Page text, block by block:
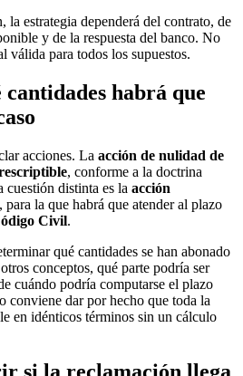
la estrategia dependerá del contrato, de
y de la respuesta del banco. No
válida para todos los supuestos.
cantidades habrá que
acciones. La acción de nulidad de
, conforme a la doctrina
distinta es la acción
, para la que habrá que atender al plazo
Civil.
qué cantidades se han abonado
conceptos, qué parte podría ser
cuándo podría computarse el plazo
conviene dar por hecho que toda la
en idénticos términos sin un cálculo